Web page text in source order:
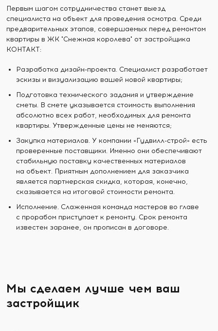
Первым шагом сотрудничества станет выезд
специалиста на объект для проведения осмотра. Среди
предварительных этапов, совершаемых перед ремонтом
квартиры в ЖК "Снежная королева" от застройщика
КОНТАКТ:
Разработка дизайн-проекта. Специалист разработает
эскизы и визуализацию вашей новой квартиры;
Подготовка технического задания и утверждение
сметы. В смете указывается стоимость выполнения
абсолютно всех работ, необходимых для ремонта
квартиры. Утвержденные цены не меняются;
Закупка материалов. У компании «Гудвилл-строй» есть
проверенные поставщики. Именно они обеспечивают
стабильную поставку качественных материалов
на объект. Приятным дополнением для заказчика
является партнерская скидка, которая, конечно,
сказывается на итоговой стоимости ремонта.
Исполнение. Слаженная команда мастеров во главе
с прорабом приступает к ремонту. Срок ремонта
известен заранее, он прописан в договоре.
Мы сделаем лучше чем ваш
застройщик